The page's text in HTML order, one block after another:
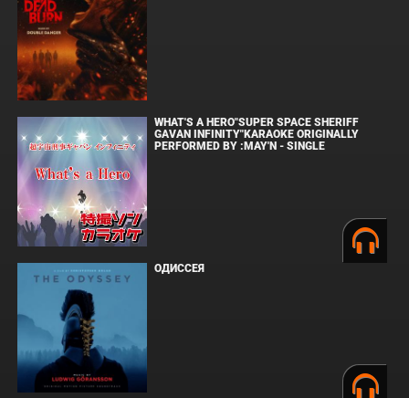
WHAT'S A HERO"SUPER SPACE SHERIFF
GAVAN INFINITY"KARAOKE ORIGINALLY
PERFORMED BY :MAY'N - SINGLE
ОДИССЕЯ